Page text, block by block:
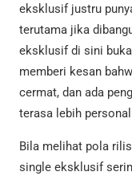
eksklusif justru
terutama jika
eksklusif di sini
memberi kesan
cermat, dan ada
terasa lebih
Bila melihat pola
single eksklusif